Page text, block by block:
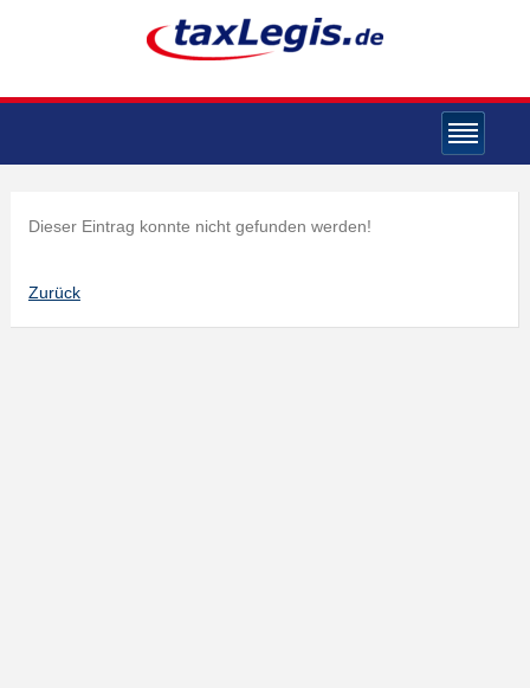
Dieser Eintrag konnte nicht gefunden werden!
Zurück